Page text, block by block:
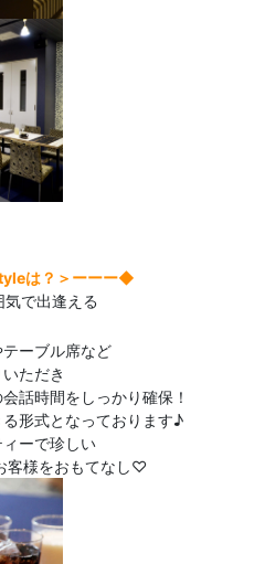
は？＞ーーー◆
で出逢える
ーブル席など
ただき
話時間をしっかり確保！
形式となっております♪
ーで珍しい
客様をおもてなし♡